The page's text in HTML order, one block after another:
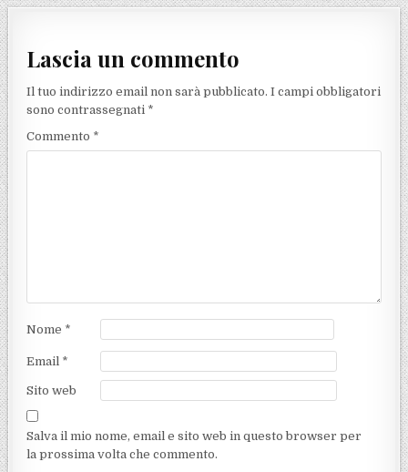
Lascia un commento
Il tuo indirizzo email non sarà pubblicato. I campi obbligatori
sono contrassegnati *
Commento *
Nome *
Email *
Sito web
Salva il mio nome, email e sito web in questo browser per
la prossima volta che commento.